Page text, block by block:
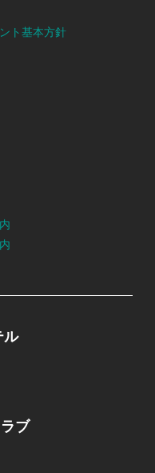
ト基本方針
ル
ブ